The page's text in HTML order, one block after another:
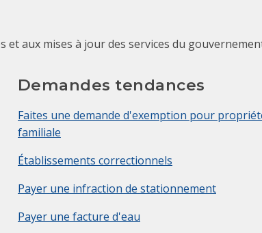
aux mises à jour des services du
Demandes tendances
Faites une demande d'exemption pour
familiale
Établissements correctionnels
Payer une infraction de stationnement
Payer une facture d'eau